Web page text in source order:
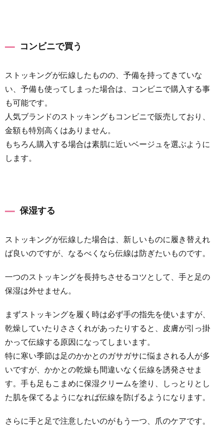
コンビニで買う
ストッキングが伝線したものの、予備を持ってきていな
い、予備も使ってしまった場合は、コンビニで購入する事
も可能です。
人気ブランドのストッキングもコンビニで販売しており、
金額も特別高くはありません。
もちろん購入する場合は素肌に近いベージュを選ぶように
します。
保湿する
ストッキングが伝線した場合は、新しいものに履き替えれ
ば良いのですが、なるべくなら伝線は防ぎたいものです。
一つのストッキングを長持ちさせるコツとして、手と足の
保湿は外せません。
まずストッキングを履く時は必ず手の指先を使いますが、
乾燥していたりささくれがあったりすると、皮膚が引っ掛
かって伝線する原因になってしまいます。
特に寒い季節は足のかかとのガサガサに悩まされる人が多
いですが、かかとの乾燥も間違いなく伝線を誘発させま
す。手も足もこまめに保湿クリームを塗り、しっとりとし
た肌を保てるようになれば伝線を防げるようになります。
さらに手と足で注意したいのがもう一つ、爪のケアです。